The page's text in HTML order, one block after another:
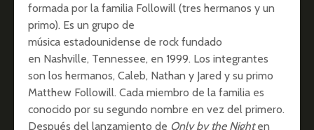
formada por la familia Followill (tres hermanos y un
primo). Es un grupo de
música estadounidense de rock fundado
en Nashville, Tennessee, en 1999. Los integrantes
son los hermanos, Caleb, Nathan y Jared y su primo
Matthew Followill. Cada miembro de la familia es
conocido por su segundo nombre en vez del primero.
Después del lanzamiento de Only by the Nighten